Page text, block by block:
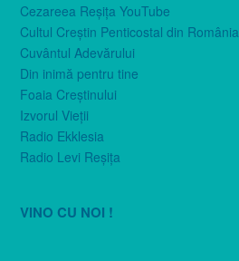
Cezareea Reşiţa YouTube
Cultul Creştin Penticostal din România
Cuvântul Adevărului
Din inimă pentru tine
Foaia Creştinului
Izvorul Vieţii
Radio Ekklesia
Radio Levi Reşiţa
VINO CU NOI !